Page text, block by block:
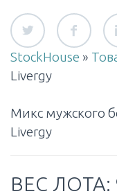
StockHouse »
Livergy
Микс мужского
Livergy
ВЕС ЛОТА: